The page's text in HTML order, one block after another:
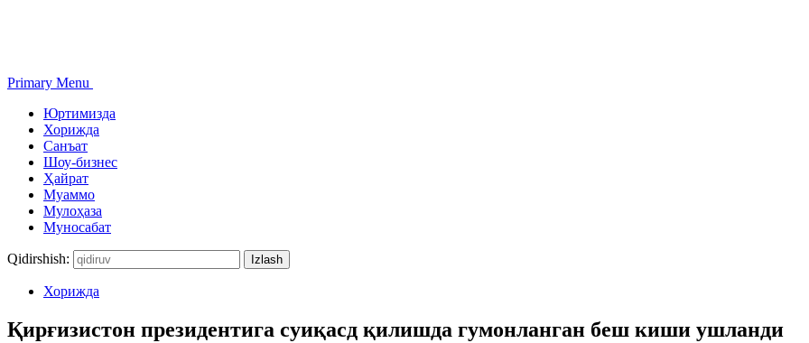
Primary Menu
Юртимизда
Хорижда
Санъат
Шоу-бизнес
Ҳайрат
Муаммо
Мулоҳаза
Муносабат
Qidirshish:
Хорижда
Қирғизистон президентига суиқасд қилишда гумонланган беш киши ушланди